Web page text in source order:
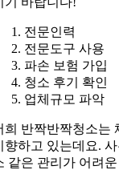
전문인력
전문도구 사용
파손 보험 가입
청소 후기 확인
업체규모 파악
희 반짝반짝청소는
향하고 있는데요.
같은 관리가 어려